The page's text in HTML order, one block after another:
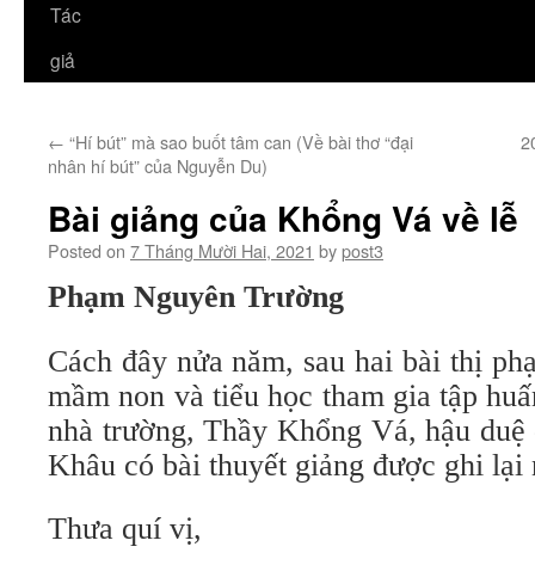
Tác
giả
← “Hí bút” mà sao buốt tâm can (Về bài thơ “đại
nhân hí bút” của Nguyễn Du)
Bài giảng của Khổng Vá về lễ
Posted on 7 Tháng Mười Hai, 2021 bypost3
Phạm Nguyên Trường
Cách đây nửa năm, sau hai bài thị
mầm non và tiểu học tham gia tập
nhà trường, Thầy Khổng Vá, hậu
Khâu có bài thuyết giảng được ghi lại
Thưa quí vị,